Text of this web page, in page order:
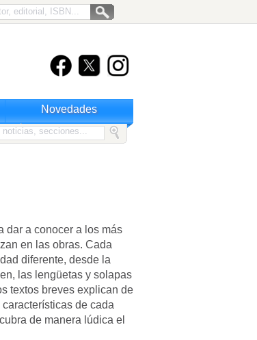
Novedades
dar a conocer a los más
en las obras. Cada
diferente, desde la
las lengüetas y solapas
textos breves explican de
de cada
de manera lúdica el